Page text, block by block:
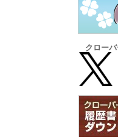
クロー